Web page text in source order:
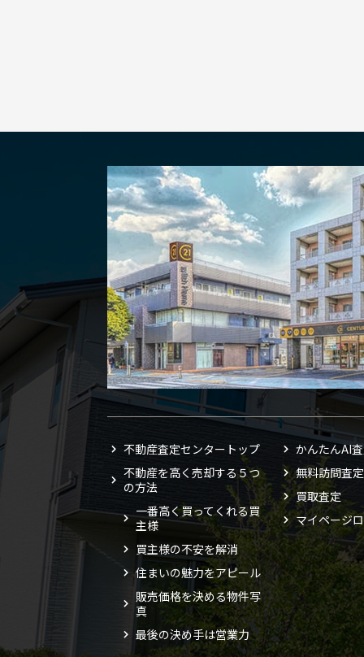
不動産査定センタートップ
不動産を高く売却する５つ
の方法
一番高く買ってくれる買
主様
買主様の不安を解消
住まいの魅力をアピール
販売価格を決める物件写
真
最後の決め手は営業力
かんたんAI
無料訪問査定
買取査定
マイページ